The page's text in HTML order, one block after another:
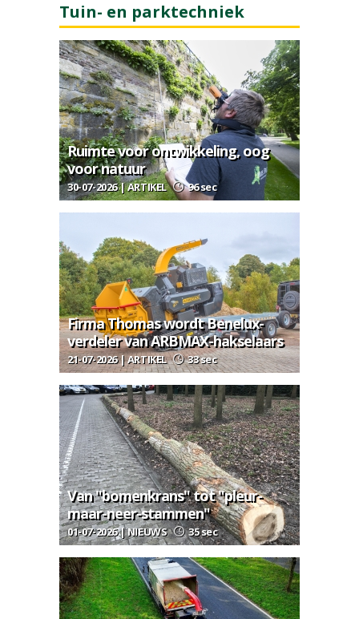
Tuin- en parktechniek
Ruimte voor ontwikkeling, oog
voor natuur
30-07-2026 | ARTIKEL 96 sec
Firma Thomas wordt Benelux-
verdeler van ARBMAX-hakselaars
21-07-2026 | ARTIKEL 33 sec
Van "bomenkrans" tot "pleur-
maar-neer-stammen"
01-07-2026 | NIEUWS 35 sec